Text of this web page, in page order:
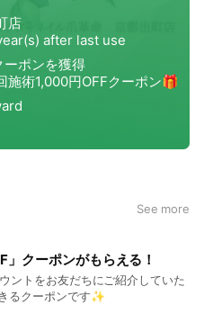
See more
」クーポンがもらえる！
ントをお友だちにご紹介していた
るクーポンです✨